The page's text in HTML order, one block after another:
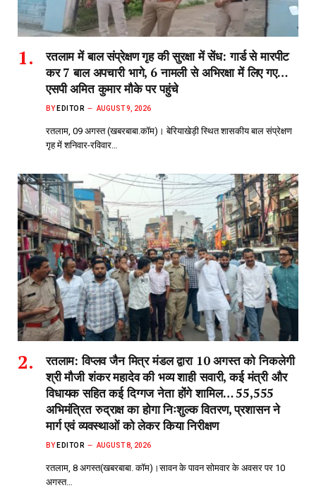
रतलाम में बाल संप्रेक्षण गृह की सुरक्षा में सेंध: गार्ड से मारपीट
कर 7 बाल अपचारी भागे, 6 नामली से अभिरक्षा में लिए गए…
एसपी अमित कुमार मौके पर पहुंचे
BY EDITOR AUGUST 9, 2026
रतलाम, 09 अगस्त (खबरबाबा.कॉम)। बेरियाखेड़ी स्थित शासकीय बाल संप्रेक्षण
गृह में शनिवार-रविवार…
रतलाम: विप्लव जैन मित्र मंडल द्वारा 10 अगस्त को निकलेगी
श्री मौजी शंकर महादेव की भव्य शाही सवारी, कई मंत्री और
विधायक सहित कई दिग्गज नेता होंगे शामिल… 55,555
अभिमंत्रित रुद्राक्ष का होगा निःशुल्क वितरण, प्रशासन ने
मार्ग एवं व्यवस्थाओं को लेकर किया निरीक्षण
BY EDITOR AUGUST 8, 2026
रतलाम, 8 अगस्त(खबरबाबा. कॉम)।सावन के पावन सोमवार के अवसर पर 10
अगस्त…